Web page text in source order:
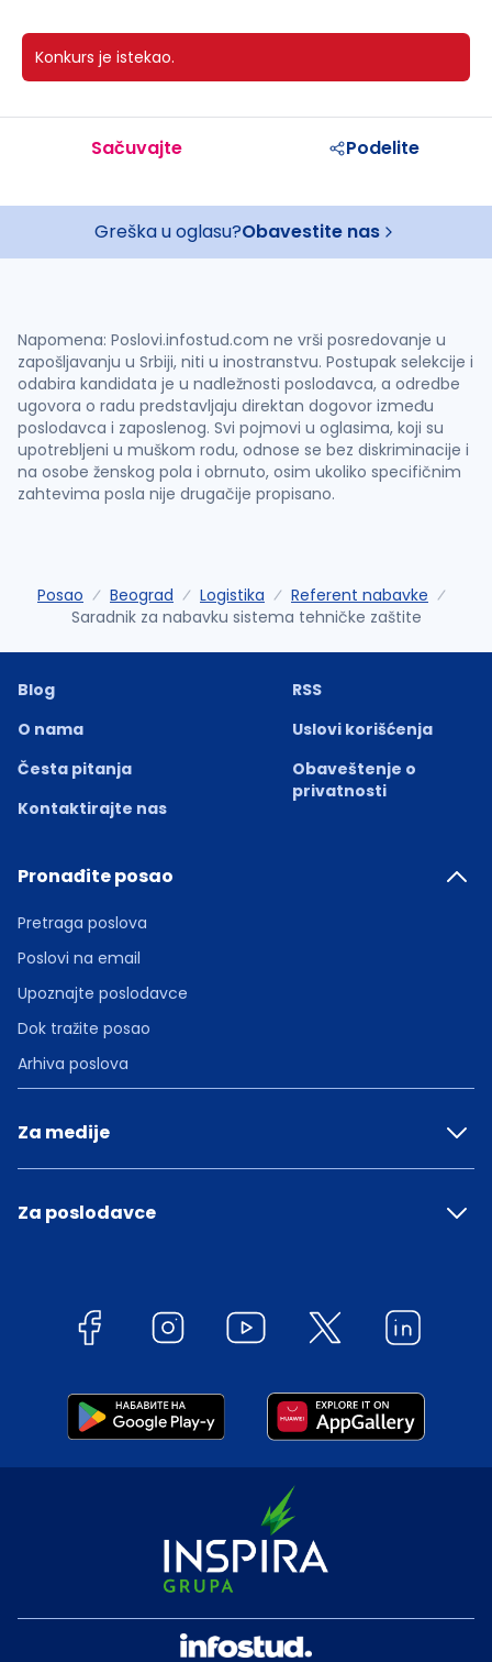
Konkurs je istekao.
Sačuvajte Podelite
Greška u oglasu?Obavestite nas
Napomena: Poslovi.infostud.com ne vrši posredovanje u
zapošljavanju u Srbiji, niti u inostranstvu. Postupak selekcije i
odabira kandidata je u nadležnosti poslodavca, a odredbe
ugovora o radu predstavljaju direktan dogovor između
poslodavca i zaposlenog. Svi pojmovi u oglasima, koji su
upotrebljeni u muškom rodu, odnose se bez diskriminacije i
na osobe ženskog pola i obrnuto, osim ukoliko specifičnim
zahtevima posla nije drugačije propisano.
Posao Beograd Logistika
Referent nabavke
Saradnik za nabavku sistema tehničke zaštite
Blog
O nama
Česta pitanja
Kontaktirajte nas
RSS
Uslovi korišćenja
Obaveštenje o
privatnosti
Pronađite posao
Pretraga poslova
Poslovi na email
Upoznajte poslodavce
Dok tražite posao
Arhiva poslova
Za medije
Za poslodavce